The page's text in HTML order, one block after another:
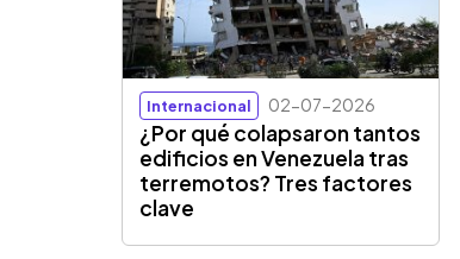
Internacional 02-07-2026
¿Por qué colapsaron tantos
edificios en Venezuela tras
terremotos? Tres factores
clave